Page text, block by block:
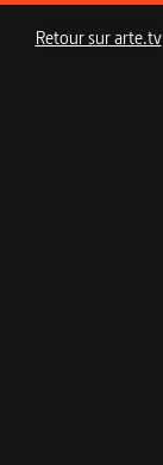
Retour sur arte.tv